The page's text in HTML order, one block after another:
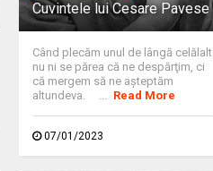
Cuvintele lui Cesare Pavese
Când plecăm unul de lângă celălalt
nu ni se părea că ne despărţim, ci
că mergem să ne aşteptăm
altundeva. ... Read More
07/01/2023